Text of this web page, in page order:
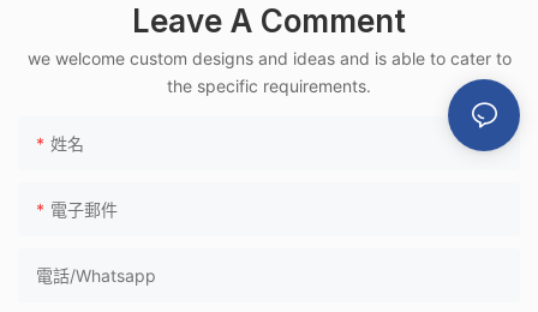
Leave A Comment
we welcome custom designs and ideas and is able to cater to
the specific requirements.
姓名
電子郵件
電話/whatsapp